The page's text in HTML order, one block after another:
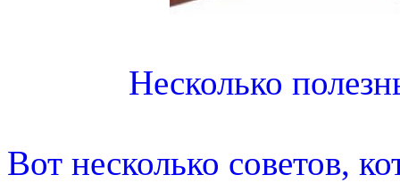
Несколько
Вот несколько советов,